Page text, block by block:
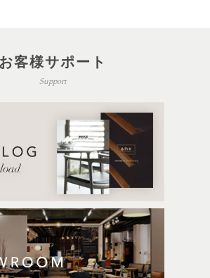
お客様サポート
Support